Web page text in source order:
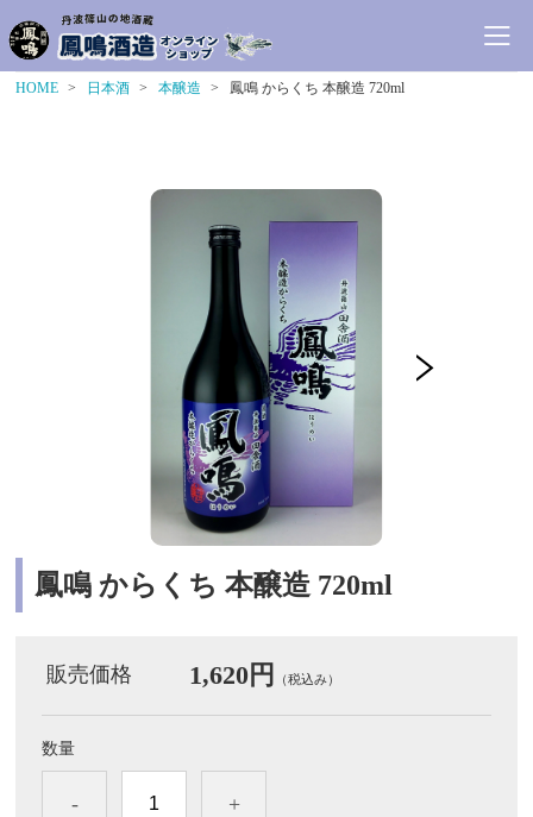
HOME 日本酒 本醸造 鳳鳴 からくち 本醸造 720ml
鳳鳴 からくち 本醸造 720ml
販売価格 1,620円 （税込み）
数量
- +